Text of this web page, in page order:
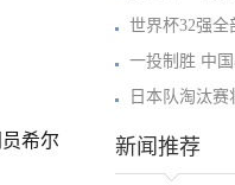
希尔
世界杯32强全
一投制胜 中
日本队淘汰
新闻推荐